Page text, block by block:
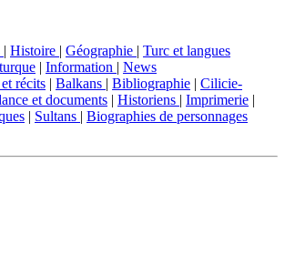
| Histoire | Géographie | Turc et langues
| Information | News
récits | Balkans | Bibliographie | Cilicie-
et documents | Historiens | Imprimerie |
| Sultans | Biographies de personnages